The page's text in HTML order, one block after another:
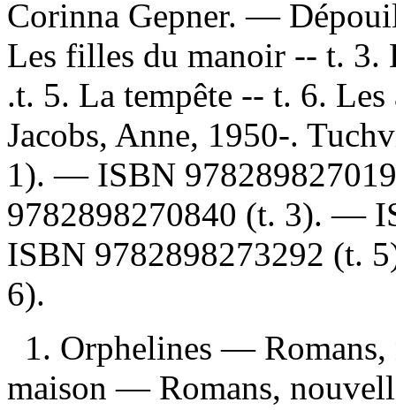
Corinna Gepner. —
Les filles du manoir -- t. 3.
.t. 5. La tempête -- t. 6.
Jacobs, Anne, 1950-.
1). — ISBN
9782898270840 (t. 3). —
ISBN 9782898273292 (t.
6).
1. Orphelines — Romans,
maison — Romans,